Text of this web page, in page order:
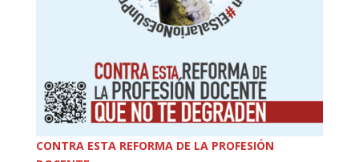
CONTRA ESTA REFORMA DE LA PROFESIÓN